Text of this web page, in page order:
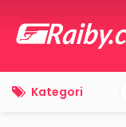
Kategori